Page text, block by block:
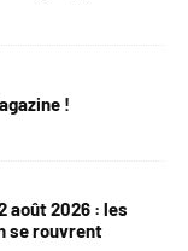
!
août 2026 : les
se rouvrent